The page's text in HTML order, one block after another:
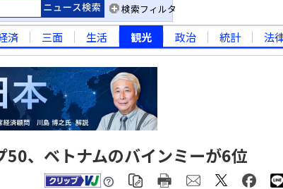
検索フィルタ
済 三面 生活 観光 政治 統計 法
、ベトナムのバインミーが6位